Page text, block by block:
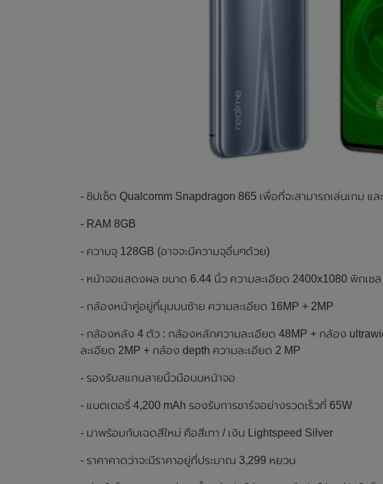
- ชิปเซ็ต Qualcomm Snapdragon 865 เพื่อที่จะสามารถเล่นเกม แ
- RAM 8GB
- ความจุ 128GB (อาจจะมีความจุอื่นๆด้วย)
- หน้าจอแสดงผล ขนาด 6.44 นิ้ว ความละเอียด 2400x1080 พิกเซ
- กล้องหน้าคู่อยู่ที่มุมบนซ้าย ความละเอียด 16MP + 2MP
- กล้องหลัง 4 ตัว : กล้องหลักความละเอียด 48MP + กล้อง
ละเอียด 2MP + กล้อง depth ความละเอียด 2 MP
- รองรับสแกนลายนิ้วมือบนหน้าจอ
- แบตเตอรี่ 4,200 mAh รองรับการชาร์จอย่างรวดเร็วที่ 65W
- มาพร้อมกับเฉดสีใหม่ คือสีเทา / เงิน Lightspeed Silver
- ราคาคาดว่าจะมีราคาอยู่ที่ประมาณ 3,299 หยวน